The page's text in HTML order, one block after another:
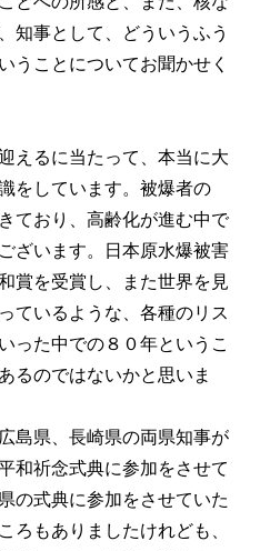
知事として、どういうふう
うことについてお聞かせく
えるに当たって、本当に大
をしています。被爆者の
ており、高齢化が進む中で
ざいます。日本原水爆被害
賞を受賞し、また世界を見
ているような、各種のリス
った中での８０年というこ
るのではないかと思いま
島県、長崎県の両県知事が
和祈念式典に参加をさせて
の式典に参加をさせていた
ろもありましたけれども、